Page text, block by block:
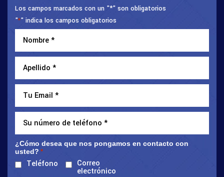
Los campos marcados con un "*" son obligatorios
"*" indica los campos obligatorios
¿Cómo desea que nos pongamos en contacto con
usted? *
Teléfono Correo
electrónico